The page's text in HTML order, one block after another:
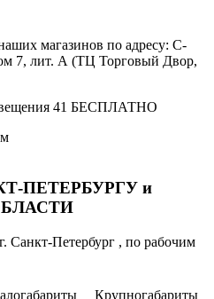
магазинов по адресу: С-
7, лит. А (ТЦ Торговый Двор,
41 БЕСПЛАТНО
ПЕТЕРБУРГУ и
Санкт-Петербург , по рабочим
Крупногабариты